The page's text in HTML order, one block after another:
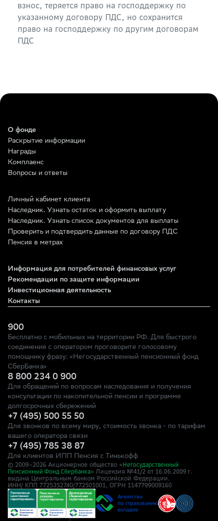
взнос, теряется право на господдержку по
указанному договору ПДС, но сохранится
право на господдержку по другим договорам
ПДС
О фонде
Раскрытие информации
Награды
Комплаенс
Вопросы и ответы
Личный кабинет клиента
Наследник. Узнать остаток и оформить выплату
Наследник. Узнать список документов для выплаты
Проверить и подтвердить данные по договору ПДС
Пенсия в метрах
Информация для потребителей финансовых услуг
Рекомендации по защите информации
Инвестиционная деятельность
Контакты
900
Бесплатно с мобильных на территории РФ. Для быстрого
соединения с оператором проговорите голосовому
помощнику фразу: «Негосударственный пенсионный фонд
СберБанка»
8 800 234 0 900
Для обращений по вопросам наследования и получения
консультации по накопительной пенсии и программе
долгосрочных сбережений
+7 (495) 500 55 50
Для звонков по всему миру, стоимость звонка - по тарифам
вашего оператора связи
+7 (495) 785 38 87
Для клиентов ИПП Пенсия с Тинькофф
© 2009–2026 Акционерное общество « Негосударственный
Пенсионный Фонд Сбербанка» Лицензия №41/2 от 16.06.2009 г.
выдана Центральным банком Российской Федерации.
ИНН/ КПП 7725352740/772501001, ОГРН 1147799009160